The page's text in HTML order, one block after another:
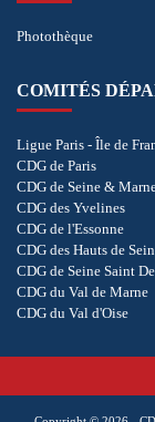
Photothèque
COMITÉS
Ligue Paris - Île de
CDG de Paris
CDG de Seine &
CDG des Yvelines
CDG de l'Essonne
CDG des Hauts de
CDG de Seine Saint
CDG du Val de Marne
CDG du Val d'Oise